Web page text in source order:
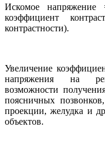
Искомое
коэффициент
контрастности).
Увеличение
напряжения на
возможности
поясничных
проекции, желудка и
объектов.